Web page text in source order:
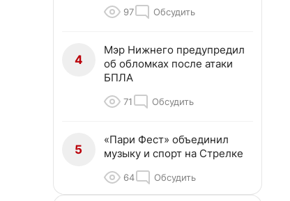
97 Обсудить
4
Мэр Нижнего предупредил
об обломках после атаки
БПЛА
71 Обсудить
5
«Пари Фест» объединил
музыку и спорт на Стрелке
64 Обсудить